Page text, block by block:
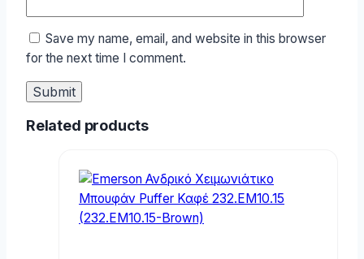
Save my name, email, and website in this browser
for the next time I comment.
Related products